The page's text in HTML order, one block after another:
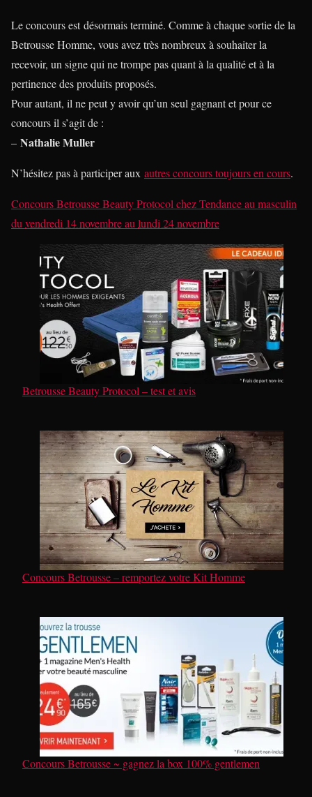
Le concours est désormais terminé. Comme à chaque sortie de la
Betrousse Homme, vous avez très nombreux à souhaiter la
recevoir, un signe qui ne trompe pas quant à la qualité et à la
pertinence des produits proposés.
Pour autant, il ne peut y avoir qu’un seul gagnant et pour ce
concours il s’agit de :
– Nathalie Muller
N’hésitez pas à participer aux autres concours toujours en cours.
Concours Betrousse Beauty ProtocolchezTendance au masculin
duvendredi 14 novembreaulundi 24 novembre
Betrousse Beauty Protocol – test et avis
Concours Betrousse – remportez votre Kit Homme
Concours Betrousse ~ gagnez la box 100% gentlemen